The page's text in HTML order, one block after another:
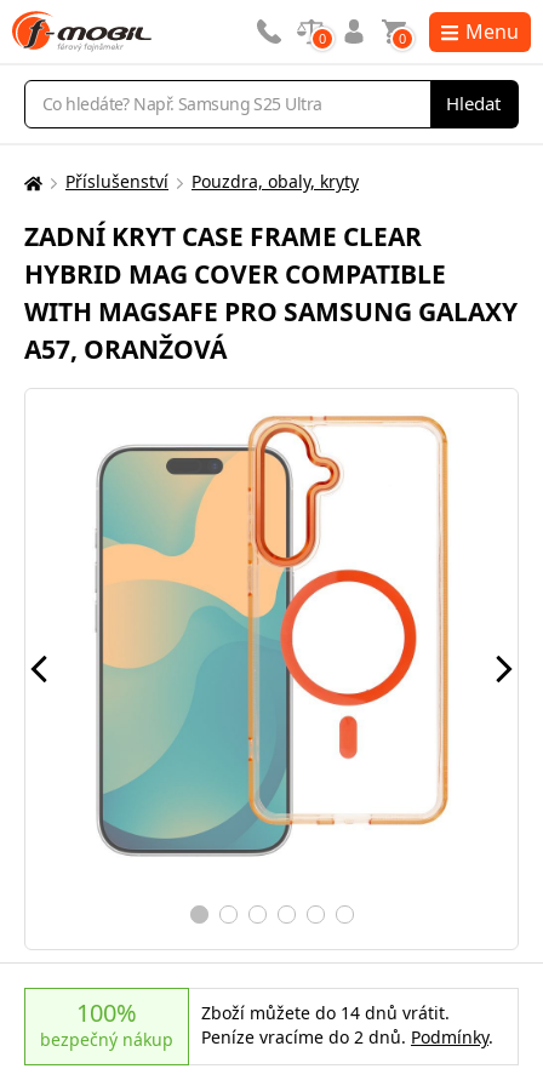
Vyhledávání
Hledat
0 0 Menu
Zde
nacházíte:
Příslušenství Pouzdra, obaly, kryty
ZADNÍ KRYT CASE FRAME CLEAR
HYBRID MAG COVER COMPATIBLE
WITH MAGSAFE PRO SAMSUNG GALAXY
A57, ORANŽOVÁ
100%
bezpečný nákup
Zboží můžete do 14 dnů vrátit.
Peníze vracíme do 2 dnů. Podmínky.